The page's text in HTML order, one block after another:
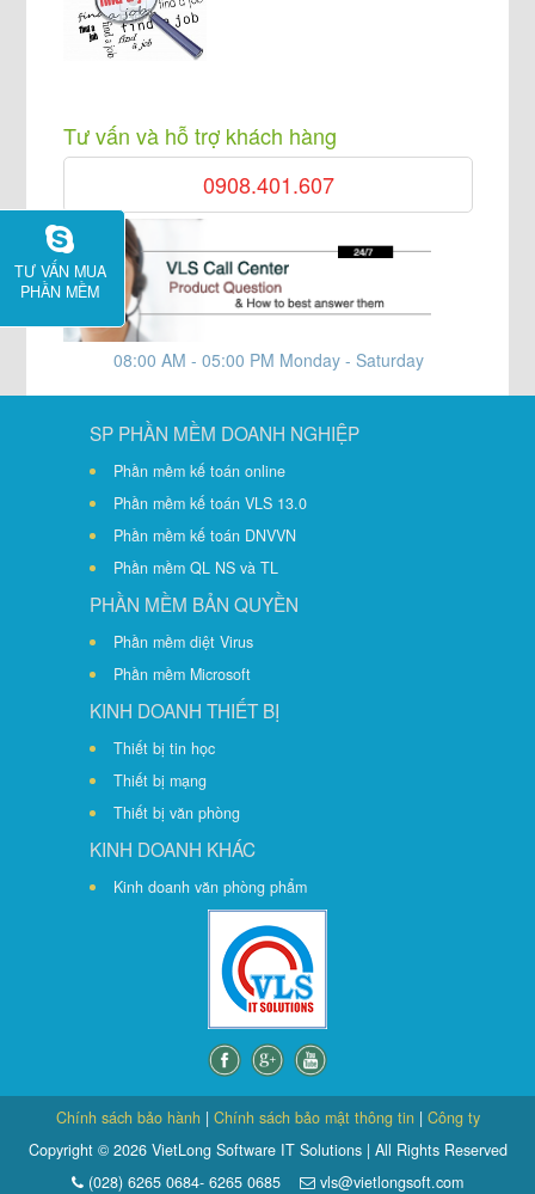
Tư vấn và hỗ trợ khách hàng
0908.401.607
08:00 AM - 05:00 PM Monday - Saturday
SP PHẦN MỀM DOANH NGHIỆP
Phần mềm kế toán online
Phần mềm kế toán VLS 13.0
Phần mềm kế toán DNVVN
Phần mềm QL NS và TL
PHẦN MỀM BẢN QUYỀN
Phần mềm diệt Virus
Phần mềm Microsoft
KINH DOANH THIẾT BỊ
Thiết bị tin học
Thiết bị mạng
Thiết bị văn phòng
KINH DOANH KHÁC
Kinh doanh văn phòng phẩm
Chính sách bảo hành | Chính sách bảo mật thông tin| Công ty
Copyright © 2026 VietLong Software IT Solutions | All Rights Reserved
(028) 6265 0684- 6265 0685
vls@vietlongsoft.com
TƯ VẤN MUA
PHẦN MỀM